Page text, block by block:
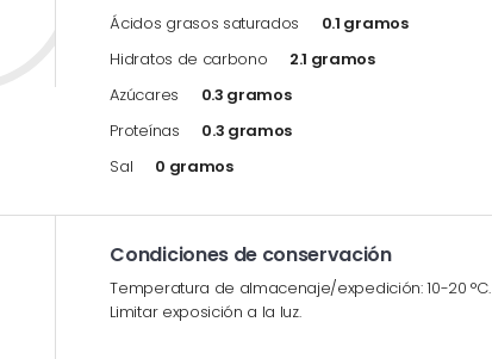
Ácidos grasos saturados
0.1 gramos
Hidratos de carbono
2.1 gramos
Azúcares
0.3 gramos
Proteínas
0.3 gramos
Sal
0 gramos
Condiciones de conservación
Temperatura de almacenaje/expedición: 10-20 °C.
Limitar exposición a la luz.